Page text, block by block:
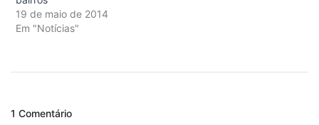
19 de maio de 2014
Em "Notícias"
1 Comentário